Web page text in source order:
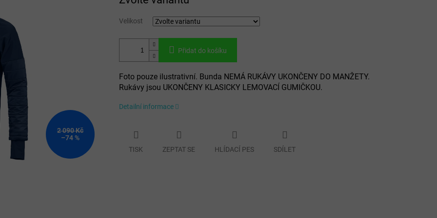
2 090 Kč
–74 %
Velikost
Přidat do košíku
Foto pouze ilustrativní. Bunda NEMÁ RUKÁVY UKONČENY DO MANŽETY.
Rukávy jsou UKONČENY KLASICKY LEMOVACÍ GUMIČKOU.
Detailní informace
TISK ZEPTAT SE HLÍDACÍ PES SDÍLET